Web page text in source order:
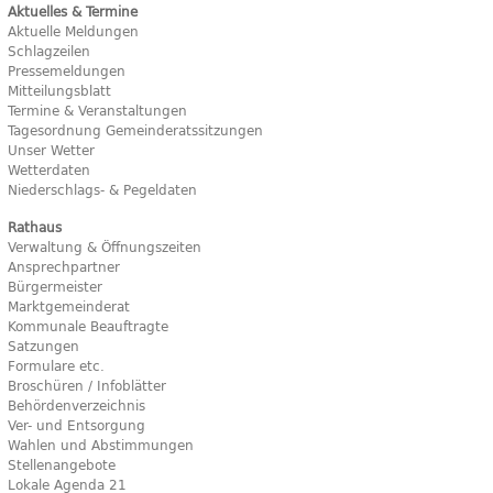
Aktuelles & Termine
Aktuelle Meldungen
Schlagzeilen
Pressemeldungen
Mitteilungsblatt
Termine & Veranstaltungen
Tagesordnung Gemeinderatssitzungen
Unser Wetter
Wetterdaten
Niederschlags- & Pegeldaten
Rathaus
Verwaltung & Öffnungszeiten
Ansprechpartner
Bürgermeister
Marktgemeinderat
Kommunale Beauftragte
Satzungen
Formulare etc.
Broschüren / Infoblätter
Behördenverzeichnis
Ver- und Entsorgung
Wahlen und Abstimmungen
Stellenangebote
Lokale Agenda 21